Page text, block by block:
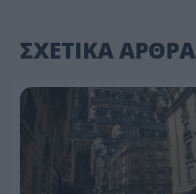
ΣΧΕΤΙΚΑ ΑΡΘΡΑ